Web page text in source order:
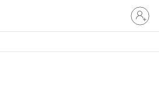
Log
på
din